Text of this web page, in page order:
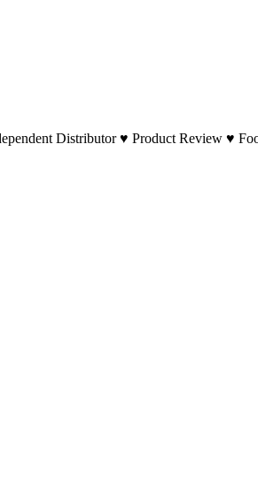
Distributor ♥ Product Review ♥